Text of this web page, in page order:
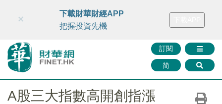
財華智庫網 FINTV FINMETA 財華證券 媒體矩陣
訂閱
简
×
下載財華財經APP
把握投資先機
A股三大指數高開創指漲